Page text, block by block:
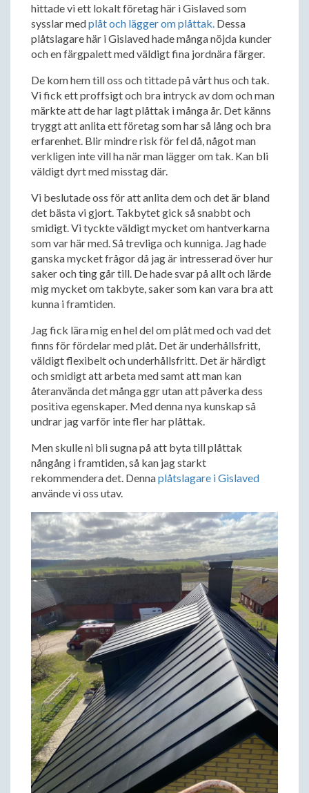
hittade vi ett lokalt företag här i Gislaved som
sysslar medplåt och lägger om plåttak. Dessa
plåtslagare här i Gislaved hade många nöjda kunder
och en färgpalett med väldigt fina jordnära färger.
De kom hem till oss och tittade på vårt hus och tak.
Vi fick ett proffsigt och bra intryck av dom och man
märkte att de har lagt plåttak i många år. Det känns
tryggt att anlita ett företag som har så lång och bra
erfarenhet. Blir mindre risk för fel då, något man
verkligen inte vill ha när man lägger om tak. Kan bli
väldigt dyrt med misstag där.
Vi beslutade oss för att anlita dem och det är bland
det bästa vi gjort. Takbytet gick så snabbt och
smidigt. Vi tyckte väldigt mycket om hantverkarna
som var här med. Så trevliga och kunniga. Jag hade
ganska mycket frågor då jag är intresserad över hur
saker och ting går till. De hade svar på allt och lärde
mig mycket om takbyte, saker som kan vara bra att
kunna i framtiden.
Jag fick lära mig en hel del om plåt med och vad det
finns för fördelar med plåt. Det är underhållsfritt,
väldigt flexibelt och underhållsfritt. Det är härdigt
och smidigt att arbeta med samt att man kan
återanvända det många ggr utan att påverka dess
positiva egenskaper. Med denna nya kunskap så
undrar jag varför inte fler har plåttak.
Men skulle ni bli sugna på att byta till plåttak
nångång i framtiden, så kan jag starkt
rekommendera det. Dennaplåtslagare i Gislaved
använde vi oss utav.